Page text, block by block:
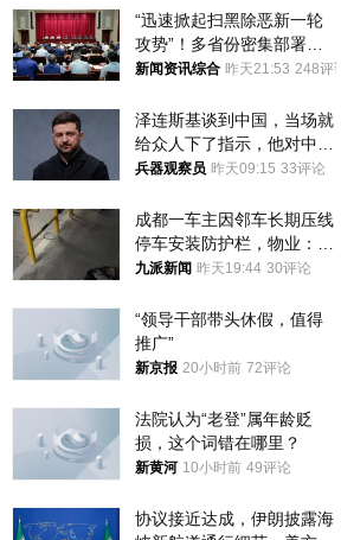
“迅速掀起扫黑除恶新一轮
攻势”！多省份密集部署，
公布举报方式
新闻资讯综合 昨天21:53 248评论
泽连斯基谈到中国，当场就
给众人下了指示，他对中国
和中乌关系，显然又有了新
兵器观察员 昨天09:15 33评论
成都一车主因邻车长期压线
停车安装防护栏，物业：不
建议装护栏，也会影响自身
九派新闻 昨天19:44 30评论
“领导干部带头休假，值得
推广”
新京报 20小时前 72评论
法院认为“老登”属年龄贬
损，这个词错在哪里？
新黄河 10小时前 49评论
协议接近达成，伊朗披露海